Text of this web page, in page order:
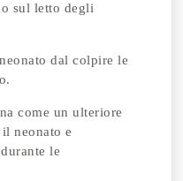
sul letto degli
dal colpire le
come un ulteriore
neonato e
le